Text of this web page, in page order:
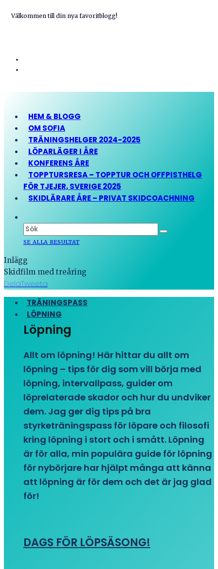
Välkommen till din nya favoritblogg!
HEM & BLOGG
OM SOFIA
TRÄNINGSHELGER 2024-2025
LÖPARLÄGER I ÅRE
KONFERENS ÅRE
TOPPTURSRESA – TOPPTUR OCH OFFPISTHELG
FÖR TJEJER, SVERIGE 2025
SKIDLÄRARE ÅRE – PRIVAT SKIDCOACHNING
SE ALLA RESULTAT
Inlägg
Skidfilm med treåring
DelaTweeta
TRÄNINGSPASS
LÖPNING
Löpning
Allt om löpning! Här hittar du allt om
löpning – tips för dig som vill börja med
löpning, intervallpass, guider om
löprelaterade skador och hur du undviker
dem. Jag ger dig tips på bra
styrketräningspass för löpare och filosofi
kring löpning i stort och i smått. Löpning
är för alla, min populära guide för löpning
för nybörjare har hjälpt många att känna
att löpning är för dem och det är jag glad
för!
DAGS FÖR LÖPSÄSONG!